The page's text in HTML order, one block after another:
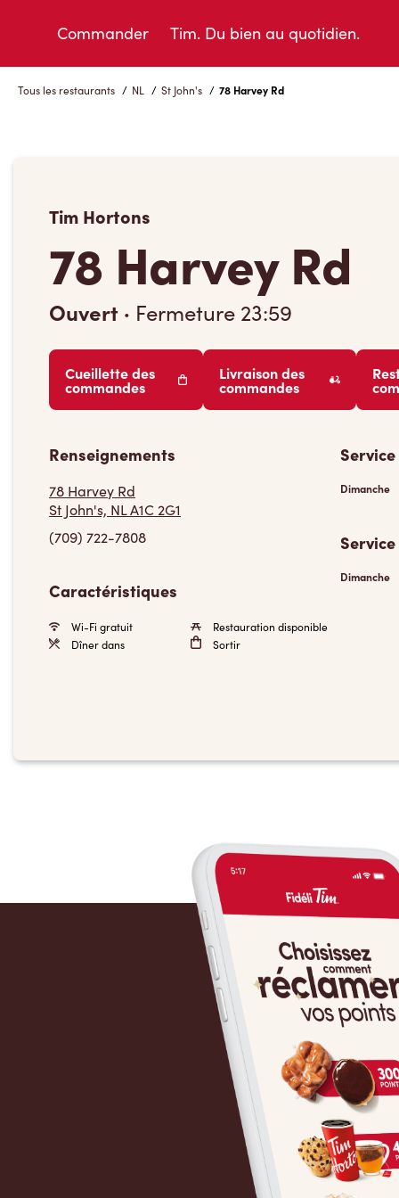
Commander Tim. Du bien au quotidien.
Tous les restaurants / NL / St John's / 78 Harvey Rd
Tim Hortons
78 Harvey Rd
Ouvert · Fermeture 23:59
Cueillette des
commandes
Livraison des
commandes
Renseignements
78 Harvey Rd
St John's, NL A1C 2G1
(709) 722-7808
Caractéristiques
Wi-Fi gratuit
Restauration disponible
Dîner dans
Sortir
Dimanche
Dimanche